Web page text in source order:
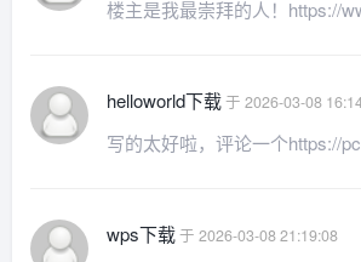
楼主是我最崇拜的人！https://
helloworld下载于 2026-03-08
写的太好啦，评论一个https://
wps下载于 2026-03-08 21:19:08